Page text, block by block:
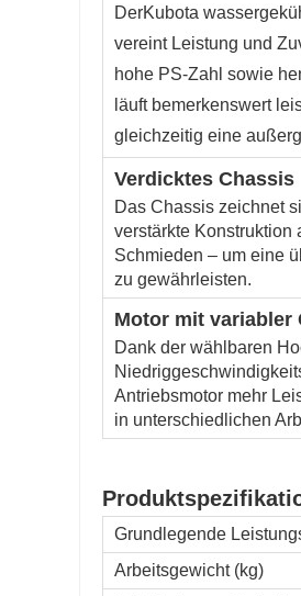
DerKubota
vereint Leistung und
hohe PS-Zahl sowie
läuft bemerkenswert
gleichzeitig eine
Verdicktes Chassis
Das Chassis zeichnet
verstärkte Konstruktion
Schmieden – um eine
zu gewährleisten.
Motor mit variabler
Dank der wählbaren
Antriebsmotor mehr
in unterschiedlichen
Grundlegende
Arbeitsgewicht (kg)